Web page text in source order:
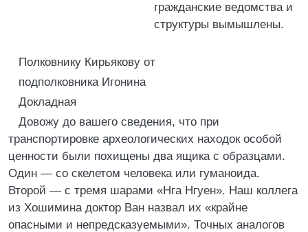
гражданские ведомства и
структуры вымышлены.
Полковнику Кирьякову от
подполковника Игонина
Докладная
Довожу до вашего сведения, что при
транспортировке археологических находок особой
ценности были похищены два ящика с образцами.
Один — со скелетом человека или гуманоида.
Второй — с тремя шарами «Нга Нгуен». Наш коллега
из Хошимина доктор Ван назвал их «крайне
опасными и непредсказуемыми». Точных аналогов